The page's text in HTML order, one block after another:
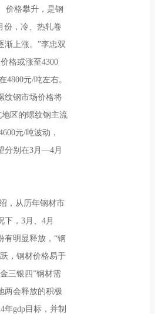
格攀升，是钢
份，冷、热轧卷
渐上涨。”李忠双
格或涨至4300
4800元/吨左右。
纹钢市场价格将
地区的螺纹钢主流
元/吨波动，
分别在3月—4月
从历年钢材市
下，3月、4月
有明显释放，“钢
，钢材价格易于
三银四”钢材需
两会释放的积极
年gdp目标，并制